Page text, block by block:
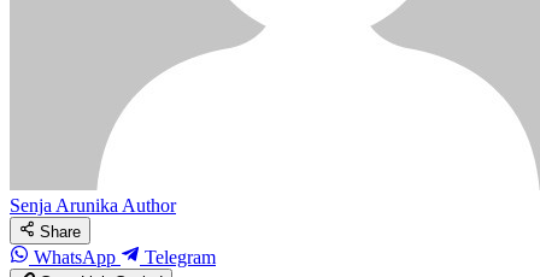
Senja ArunikaAuthor
Share
WhatsApp Telegram